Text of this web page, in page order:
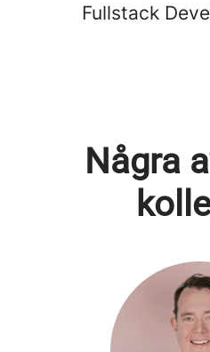
Fullstack
Några